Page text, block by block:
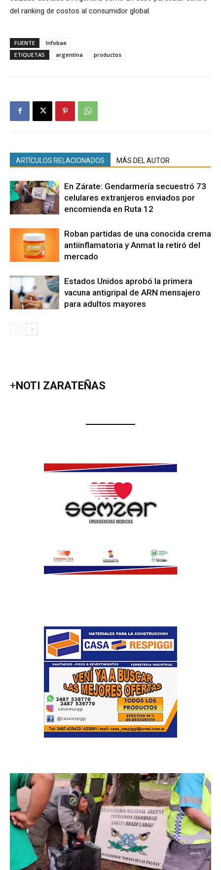
del ranking de costos al consumidor global.
FUENTE
Infobae
ETIQUETAS
argentina productos
ARTÍCULOS RELACIONADOS MÁS DEL AUTOR
En Zárate: Gendarmería secuestró 73
celulares extranjeros enviados por
encomienda en Ruta 12
Roban partidas de una conocida crema
antiinflamatoria y Anmat la retiró del
mercado
Estados Unidos aprobó la primera
vacuna antigripal de ARN mensajero
para adultos mayores
+NOTI ZARATEÑAS